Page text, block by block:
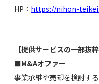
HP： https://nihon-
【提供サービスの一部抜粋
■M&Aオファー
事業承継や売却を検討す